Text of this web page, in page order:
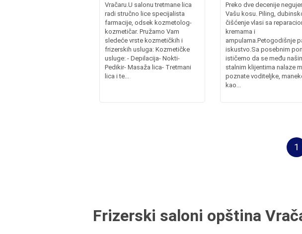
Vračaru.U salonu tretmane lica
radi stručno lice specijalista
farmacije, odsek kozmetolog-
kozmetičar. Pružamo Vam
sledeće vrste kozmetičkih i
frizerskih usluga: Kozmetičke
usluge: - Depilacija- Nokti-
Pedikir- Masaža lica- Tretmani
lica i te...
Preko dve decenije
Vašu kosu. Piling,
čišćenje vlasi sa
kremama i
ampulama.Petogodišnje
iskustvo.Sa posebnim
ističemo da se među
stalnim klijentima nalaze
poznate voditeljke,
kao...
1
Frizerski saloni opština